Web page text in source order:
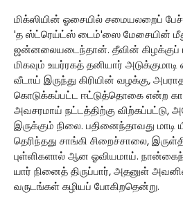
மிக்ஸியின் ஓசையில் சமையலறைப்
'த ஸ்ட்ரெய்ட்ஸ் டைம்'ஸை மேசையின்
ஜன்னலையடைந்தான். தீவின் கிழக்குப்
மிகவும் உயர்ரகத் தனியார்
வீடாய் இருந்து கிரியின் வழக்கு,
கொடுக்கப்பட்ட ஈட்டுத்தொகை என்ற
அவசரமாய் நட்டத்திற்கு விற்கப்பட்டு,
இருக்கும் நிலை. பதினைந்தாவது மாடி
தெரிந்தது சாங்கி சிறைச்சாலை,
புள்ளிகளால் ஆன ஓவியமாய்.
யார் நினைத் திருப்பார், அதனுள்
வருடங்கள் கழியப் போகிறதென்று.